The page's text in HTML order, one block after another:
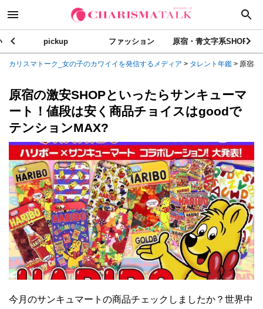
pickup ファッション 原宿・青文字系SHOP
カリスマトーク_女の子のカワイイを発信するメディア > タレント年鑑 > 原宿の
原宿の激安SHOPといったらサンキューマ
ート！値段は安く商品チョイスはgoodで
テンションMAX?
今月のサンキュマートの商品チェックしましたか？世界中